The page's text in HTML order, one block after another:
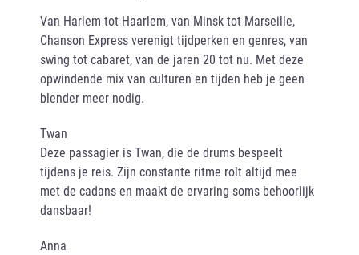
Van Harlem tot Haarlem, van Minsk tot Marseille,
Chanson Express verenigt tijdperken en genres, van
swing tot cabaret, van de jaren 20 tot nu. Met deze
opwindende mix van culturen en tijden heb je geen
blender meer nodig.
Twan
Deze passagier is Twan, die de drums bespeelt
tijdens je reis. Zijn constante ritme rolt altijd mee
met de cadans en maakt de ervaring soms behoorlijk
dansbaar!
Anna